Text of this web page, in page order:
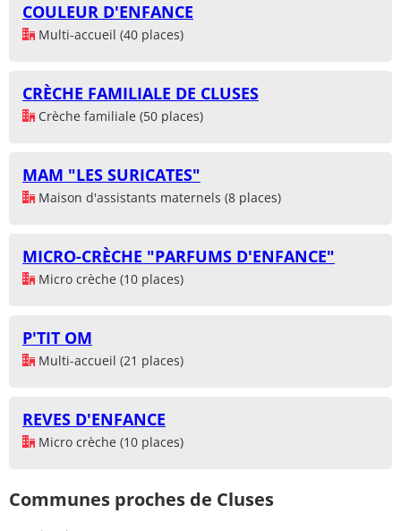
COULEUR D'ENFANCE
Multi-accueil (40 places)
CRÈCHE FAMILIALE DE CLUSES
Crèche familiale (50 places)
MAM "LES SURICATES"
Maison d'assistants maternels (8 places)
MICRO-CRÈCHE "PARFUMS D'ENFANCE"
Micro crèche (10 places)
P'TIT OM
Multi-accueil (21 places)
REVES D'ENFANCE
Micro crèche (10 places)
Communes proches de Cluses